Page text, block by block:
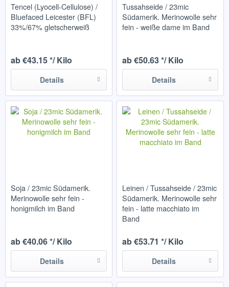
Tencel (Lyocell-Cellulose) /
Bluefaced Leicester (BFL)
33%/67% gletscherweiß
ab €43.15 */ Kilo
Details
Tussahseide / 23mic
Südamerik. Merinowolle sehr
fein - weiße dame im Band
ab €50.63 */ Kilo
Details
Soja / 23mic Südamerik.
Merinowolle sehr fein -
honigmilch im Band
ab €40.06 */ Kilo
Details
Leinen / Tussahseide / 23mic
Südamerik. Merinowolle sehr
fein - latte macchiato im
Band
ab €53.71 */ Kilo
Details